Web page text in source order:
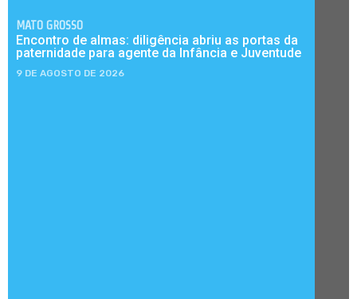
MATO GROSSO
Encontro de almas: diligência abriu as portas da
paternidade para agente da Infância e Juventude
9 DE AGOSTO DE 2026